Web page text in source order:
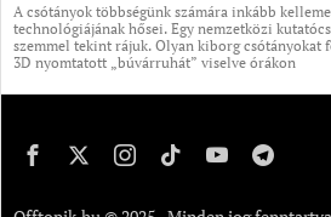
A csótányok többségünk számára inkább
technológiájának hősei. Egy nemzetközi
szemmel tekint rájuk. Olyan kiborg csótányokat
3D nyomtatott „búvárruhát” viselve órákon